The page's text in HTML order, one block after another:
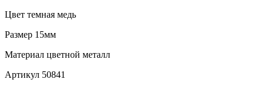
Цвет темная медь
Размер 15мм
Материал цветной металл
Артикул 50841